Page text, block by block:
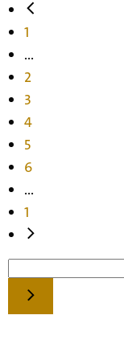
1
...
2
3
4
5
6
...
1